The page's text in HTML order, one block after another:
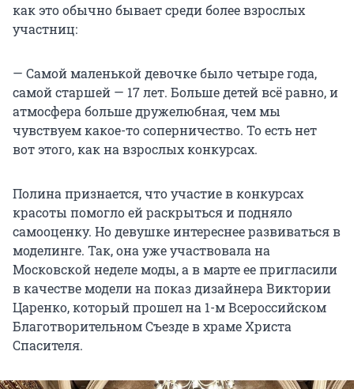
как это обычно бывает среди более взрослых
участниц:
— Самой маленькой девочке было четыре года,
самой старшей — 17 лет. Больше детей всё равно, и
атмосфера больше дружелюбная, чем мы
чувствуем какое-то соперничество. То есть нет
вот этого, как на взрослых конкурсах.
Полина признается, что участие в конкурсах
красоты помогло ей раскрыться и подняло
самооценку. Но девушке интереснее развиваться в
моделинге. Так, она уже участвовала на
Московской неделе моды, а в марте ее пригласили
в качестве модели на показ дизайнера Виктории
Царенко, который прошел на 1-м Всероссийском
Благотворительном Съезде в храме Христа
Спасителя.